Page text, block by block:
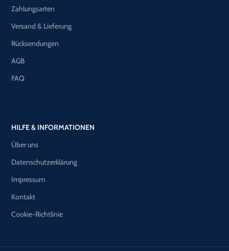
Zahlungsarten
Versand & Lieferung
Rücksendungen
AGB
FAQ
HILFE & INFORMATIONEN
Über uns
Datenschutzerklärung
Impressum
Kontakt
Cookie-Richtlinie